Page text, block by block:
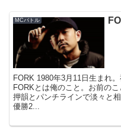
MCバトル
FORK 1980年3月11日生まれ
FORKとは俺のこと。お前の
押韻とパンチラインで淡々と
優勝2...